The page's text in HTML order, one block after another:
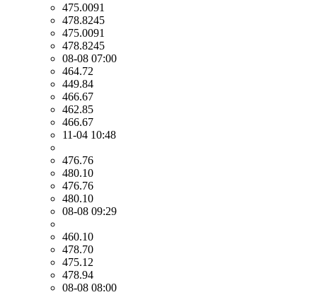
475.0091
478.8245
475.0091
478.8245
08-08 07:00
464.72
449.84
466.67
462.85
466.67
11-04 10:48
476.76
480.10
476.76
480.10
08-08 09:29
460.10
478.70
475.12
478.94
08-08 08:00